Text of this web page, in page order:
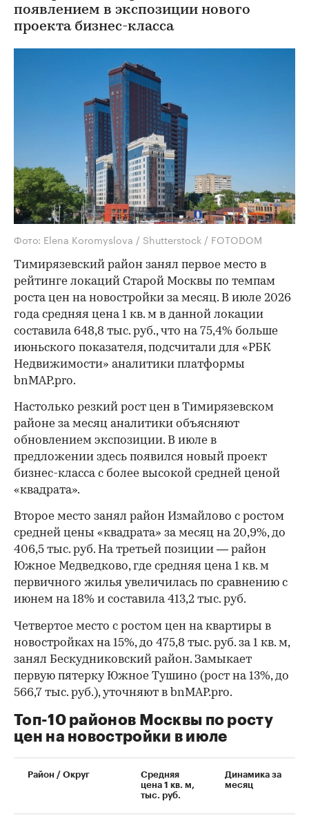
появлением в экспозиции нового
проекта бизнес-класса
Фото: Elena Koromyslova / Shutterstock / FOTODOM
Тимирязевский район занял первое место в
рейтинге локаций Старой Москвы по темпам
роста цен на новостройки за месяц. В июле 2026
года средняя цена 1 кв. м в данной локации
составила 648,8 тыс. руб., что на 75,4% больше
июньского показателя, подсчитали для «РБК
Недвижимости» аналитики платформы
bnMAP.pro.
Настолько резкий рост цен в Тимирязевском
районе за месяц аналитики объясняют
обновлением экспозиции. В июле в
предложении здесь появился новый проект
бизнес-класса с более высокой средней ценой
«квадрата».
Второе место занял район Измайлово с ростом
средней цены «квадрата» за месяц на 20,9%, до
406,5 тыс. руб. На третьей позиции — район
Южное Медведково, где средняя цена 1 кв. м
первичного жилья увеличилась по сравнению с
июнем на 18% и составила 413,2 тыс. руб.
00:00 / 00:00
Четвертое место с ростом цен на квартиры в
новостройках на 15%, до 475,8 тыс. руб. за 1 кв. м,
занял Бескудниковский район. Замыкает
первую пятерку Южное Тушино (рост на 13%, до
566,7 тыс. руб.), уточняют в bnMAP.pro.
Топ-10 районов Москвы по росту
цен на новостройки в июле
Район / Округ
Средняя
цена 1 кв. м,
тыс. руб.
Динамика за
месяц